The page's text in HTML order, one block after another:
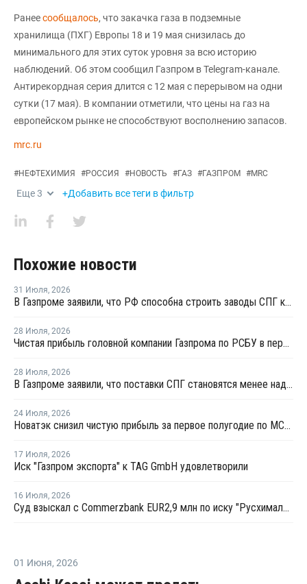
Ранеесообщалось, что закачка газа в подземные
хранилища (ПХГ) Европы 18 и 19 мая снизилась до
минимального для этих суток уровня за всю историю
наблюдений. Об этом сообщил Газпром в Telegram-канале.
Антирекордная серия длится с 12 мая с перерывом на одни
сутки (17 мая). В компании отметили, что цены на газ на
европейском рынке не способствуют восполнению запасов.
mrc.ru
#НЕФТЕХИМИЯ #РОССИЯ #НОВОСТЬ #ГАЗ #ГАЗПРОМ #MRC
Еще3 +Добавить все теги в фильтр
Похожие новости
31 Июля, 2026
В Газпроме заявили, что РФ способна строить заводы СПГ как у себя, так и за рубежом
28 Июля, 2026
Чистая прибыль головной компании Газпрома по РСБУ в первом полугодии составила 78 млрд рублей
28 Июля, 2026
В Газпроме заявили, что поставки СПГ становятся менее надежным способом газоснабжения
24 Июля, 2026
Новатэк снизил чистую прибыль за первое полугодие по МСФО на 3,1%
17 Июля, 2026
Иск "Газпром экспорта" к TAG GmbH удовлетворили
16 Июля, 2026
Суд взыскал с Commerzbank EUR2,9 млн по иску "Русхимальянса"
01 Июня, 2026